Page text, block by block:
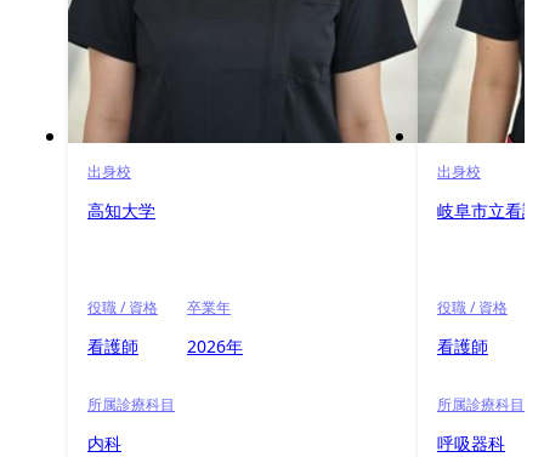
出身校
高知大学
役職 / 資格
看護師
卒業年
2026年
所属診療科目
内科
出身校
岐阜市立看
役職 / 資格
看護師
所属診療科目
呼吸器科